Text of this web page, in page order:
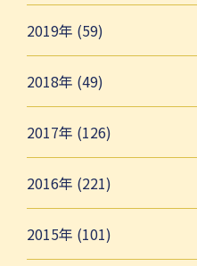
2019年 (59)
2018年 (49)
2017年 (126)
2016年 (221)
2015年 (101)